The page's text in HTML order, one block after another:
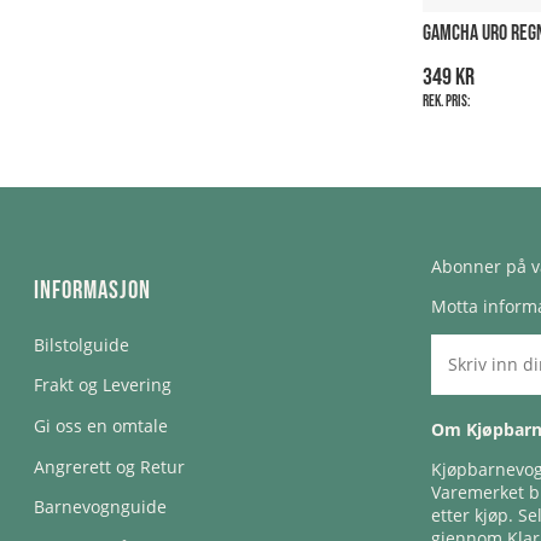
GAMCHA URO
349 kr
Rek. pris:
Informasjon
Bilstolguide
Frakt og Levering
Gi oss en omtale
Angrerett og Retur
Barnevognguide
Abonner på
Motta
Om
Varemerket
etter kjøp.